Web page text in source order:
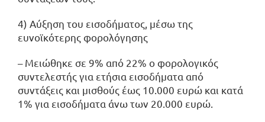
4) Αύξηση του εισοδήματος, μέσω της
ευνοϊκότερης φορολόγησης
– Μειώθηκε σε 9% από 22% ο φορολογικός
συντελεστής για ετήσια εισοδήματα από
συντάξεις και μισθούς έως 10.000 ευρώ και κατά
1% για εισοδήματα άνω των 20.000 ευρώ.